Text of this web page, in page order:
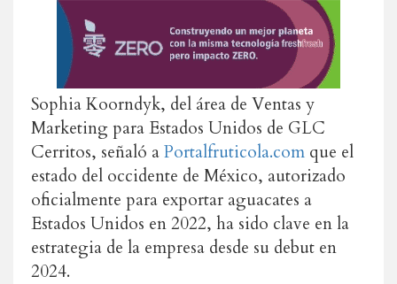
Sophia Koorndyk, del área de Ventas y
Marketing para Estados Unidos de GLC
Cerritos, señaló aPortalfruticola.com que el
estado del occidente de México, autorizado
oficialmente para exportar aguacates a
Estados Unidos en 2022, ha sido clave en la
estrategia de la empresa desde su debut en
2024.